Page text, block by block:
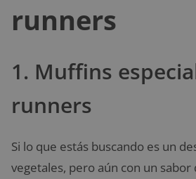
runners
1. Muffins
runners
Si lo que estás buscando es un
vegetales, pero aún con un sabor